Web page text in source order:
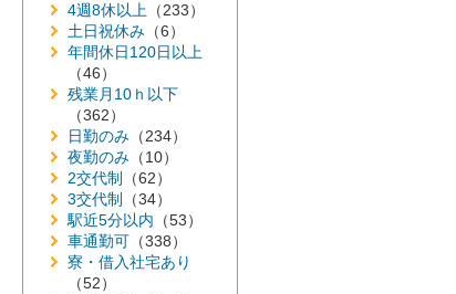
4週8休以上 （233）
土日祝休み （6）
年間休日120日以上
（46）
残業月10ｈ以下
（362）
日勤のみ （234）
夜勤のみ （10）
2交代制
（62）
3交代制
（34）
駅近5分以内 （53）
車通勤可 （338）
寮・借入社宅あり
（52）